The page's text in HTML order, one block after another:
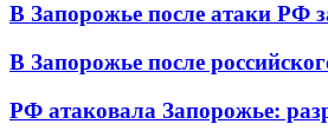
В Запорожье после атаки РФ
В Запорожье после
РФ атаковала Запорожье: